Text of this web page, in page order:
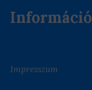
Információ
Impresszum